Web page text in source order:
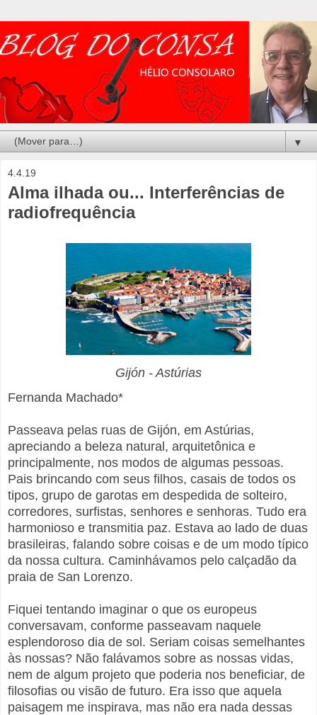
▼
4.4.19
Alma ilhada ou... Interferências de
radiofrequência
Gijón - Astúrias
Fernanda Machado*
Passeava pelas ruas de Gijón, em Astúrias,
apreciando a beleza natural, arquitetônica e
principalmente, nos modos de algumas pessoas.
Pais brincando com seus filhos, casais de todos os
tipos, grupo de garotas em despedida de solteiro,
corredores, surfistas, senhores e senhoras. Tudo era
harmonioso e transmitia paz. Estava ao lado de duas
brasileiras, falando sobre coisas e de um modo típico
da nossa cultura. Caminhávamos pelo calçadão da
praia de San Lorenzo.
Fiquei tentando imaginar o que os europeus
conversavam, conforme passeavam naquele
esplendoroso dia de sol. Seriam coisas semelhantes
às nossas? Não falávamos sobre as nossas vidas,
nem de algum projeto que poderia nos beneficiar, de
filosofias ou visão de futuro. Era isso que aquela
paisagem me inspirava, mas não era nada dessas